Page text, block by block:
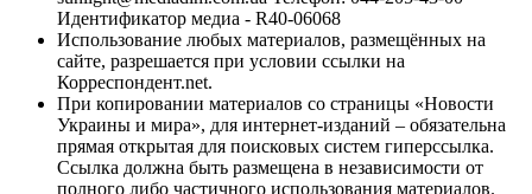
Идентификатор медиа - R40-06068
Использование любых материалов, размещённых на
сайте, разрешается при условии ссылки на
Корреспондент.net.
При копировании материалов со страницы «Новости
Украины и мира», для интернет-изданий – обязательна
прямая открытая для поисковых систем гиперссылка.
Ссылка должна быть размещена в независимости от
полного либо частичного использования материалов.